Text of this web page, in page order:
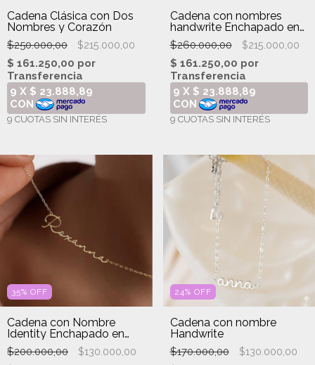
Cadena Clásica con Dos
Nombres y Corazón
$250.000,00 $215.000,00
Cadena con nombres
handwrite Enchapado en
oro 18k
$260.000,00 $215.000,00
35% OFF
Cadena con Nombre
Identity Enchapado en
Oro 18k
$200.000,00 $130.000,00
24% OFF
Cadena con nombre
Handwrite
$170.000,00 $130.000,00